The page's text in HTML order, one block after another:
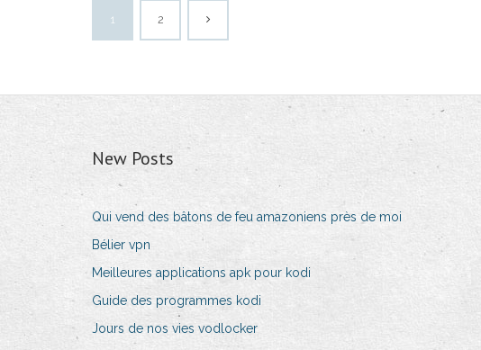
1 2
New Posts
Qui vend des bâtons de feu amazoniens près de moi
Bélier vpn
Meilleures applications apk pour kodi
Guide des programmes kodi
Jours de nos vies vodlocker